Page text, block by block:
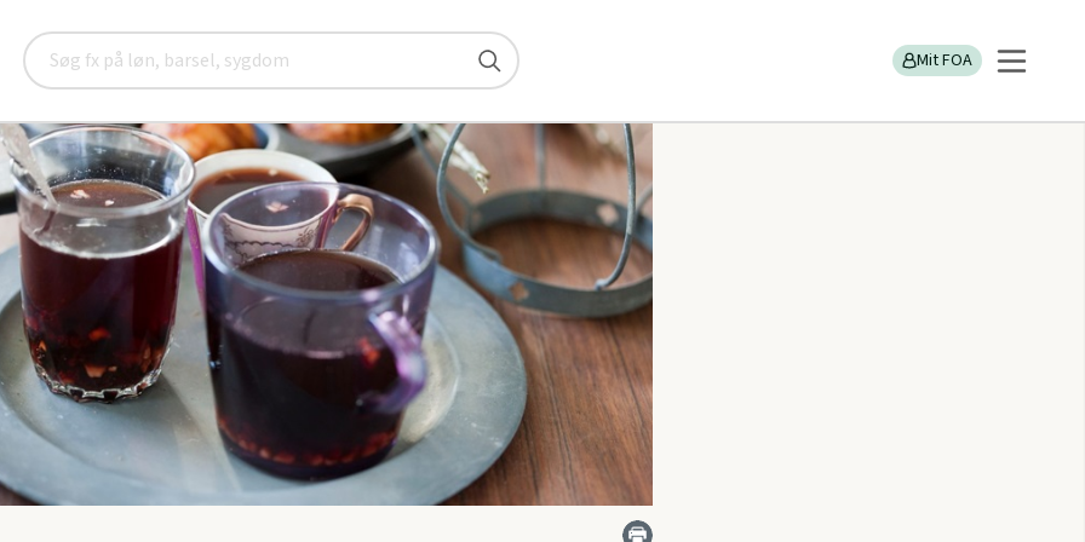
Søg
Mit FOA
Seniorklubberne Kolding Arrangementer Julehygge - Seniorklubben Kolding